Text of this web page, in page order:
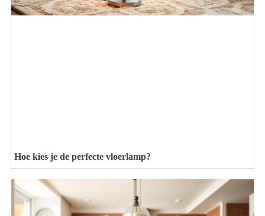
Hoe kies je de perfecte vloerlamp?